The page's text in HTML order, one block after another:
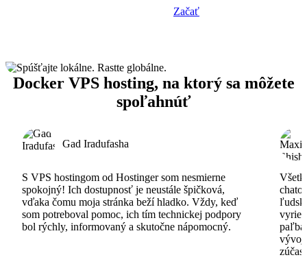
Začať
Docker VPS hosting, na ktorý sa môžete
spoľahnúť
Gad Iradufasha
S VPS hostingom od Hostinger som nesmierne
spokojný! Ich dostupnosť je neustále špičková,
vďaka čomu moja stránka beží hladko. Vždy, keď
som potreboval pomoc, ich tím technickej podpory
bol rýchly, informovaný a skutočne nápomocný.